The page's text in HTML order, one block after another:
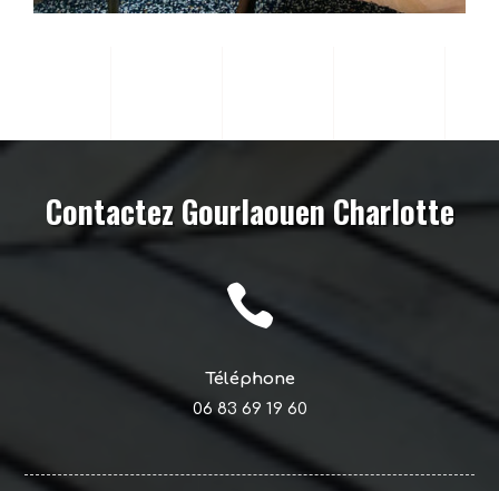
Contactez Gourlaouen Charlotte

Téléphone
06 83 69 19 60